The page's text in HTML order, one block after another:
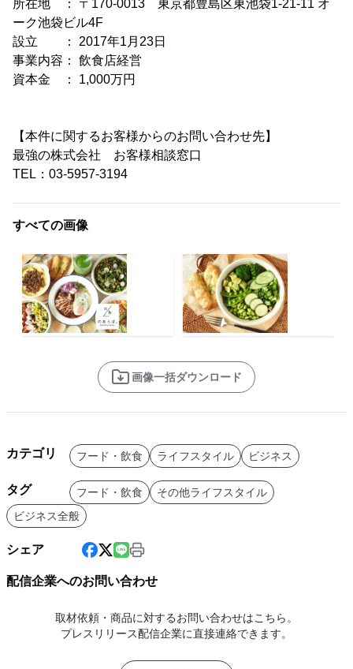
所在地 ： 〒170-0013 東京都豊島区東池袋1-21-11 オ
ーク池袋ビル4F
設立 ： 2017年1月23日
事業内容： 飲食店経営
資本金 ： 1,000万円
【本件に関するお客様からのお問い合わせ先】
最強の株式会社 お客様相談窓口
TEL：03-5957-3194
すべての画像
画像一括ダウンロード
カテゴリ フード・飲食 ライフスタイル ビジネス
タグ フード・飲食
その他ライフスタイル
ビジネス全般
シェア
配信企業へのお問い合わせ
取材依頼・商品に対するお問い合わせはこちら。
プレスリリース配信企業に直接連絡できます。